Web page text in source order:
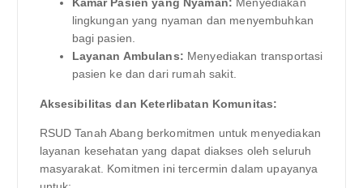
Kamar Pasien yang Nyaman: Menyediakan
lingkungan yang nyaman dan menyembuhkan
bagi pasien.
Layanan Ambulans: Menyediakan transportasi
pasien ke dan dari rumah sakit.
Aksesibilitas dan Keterlibatan Komunitas:
RSUD Tanah Abang berkomitmen untuk menyediakan
layanan kesehatan yang dapat diakses oleh seluruh
masyarakat. Komitmen ini tercermin dalam upayanya